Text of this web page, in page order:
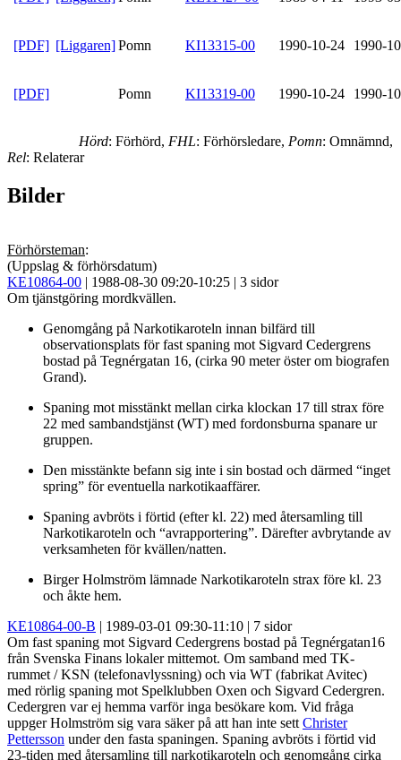
[PDF] [Liggaren]Pomn KI13315-00 1990-10-24 1990-
[PDF] Pomn KI13319-00 1990-10-24 1990-
Hörd: Förhörd, FHL: Förhörsledare, Pomn: Omnämnd,
Rel: Relaterar
Bilder
Förhörsteman:
(Uppslag & förhörsdatum)
KE10864-00 | 1988-08-30 09:20-10:25 | 3 sidor
Om tjänstgöring mordkvällen.
Genomgång på Narkotikaroteln innan bilfärd till
observationsplats för fast spaning mot Sigvard Cedergrens
bostad på Tegnérgatan 16, (cirka 90 meter öster om biografen
Grand).
Spaning mot misstänkt mellan cirka klockan 17 till strax före
22 med sambandstjänst (WT) med fordonsburna spanare ur
gruppen.
Den misstänkte befann sig inte i sin bostad och därmed “inget
spring” för eventuella narkotikaaffärer.
Spaning avbröts i förtid (efter kl. 22) med återsamling till
Narkotikaroteln och “avrapportering”. Därefter avbrytande av
verksamheten för kvällen/natten.
Birger Holmström lämnade Narkotikaroteln strax före kl. 23
och åkte hem.
KE10864-00-B | 1989-03-01 09:30-11:10 | 7 sidor
Om fast spaning mot Sigvard Cedergrens bostad på Tegnérgatan16
från Svenska Finans lokaler mittemot. Om samband med TK-
rummet / KSN (telefonavlyssning) och via WT (fabrikat Avitec)
med rörlig spaning mot Spelklubben Oxen och Sigvard Cedergren.
Cedergren var ej hemma varför inga besökare kom. Vid fråga
uppger Holmström sig vara säker på att han inte sett Christer
Pettersson under den fasta spaningen. Spaning avbröts i förtid vid
23-tiden med återsamling till narkotikaroteln och genomgång cirka